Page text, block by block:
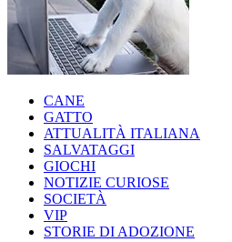
CANE
GATTO
ATTUALITÀ ITALIANA
SALVATAGGI
GIOCHI
NOTIZIE CURIOSE
SOCIETÀ
VIP
STORIE DI ADOZIONE